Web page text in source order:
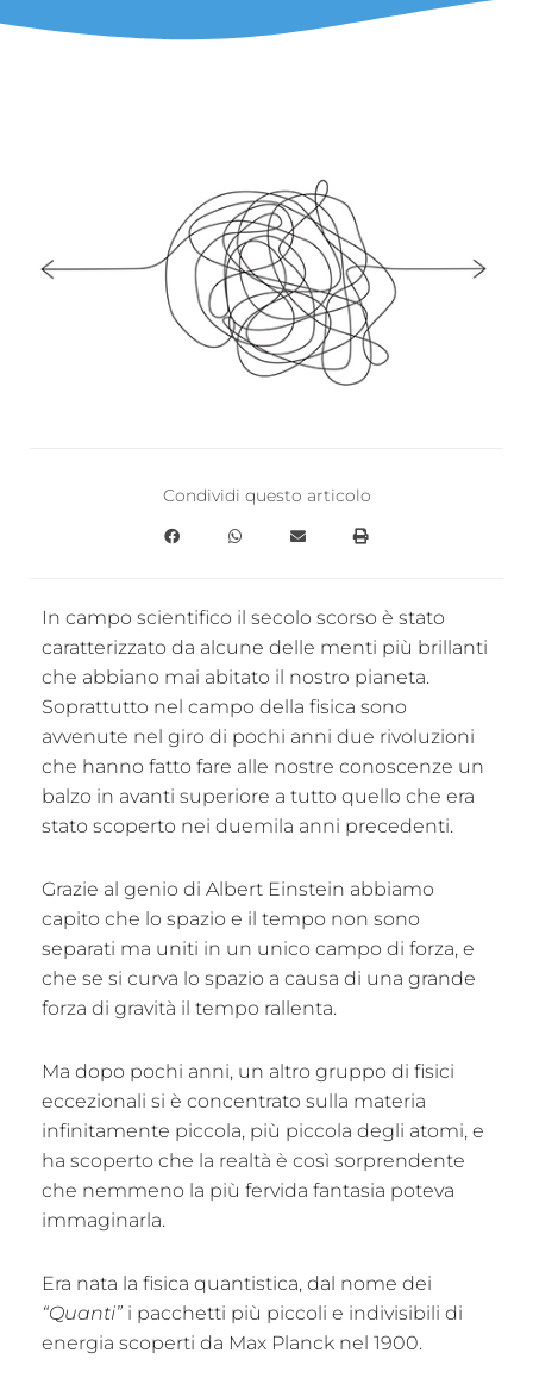
Condividi questo articolo
In campo scientifico il secolo scorso è stato
caratterizzato da alcune delle menti più brillanti
che abbiano mai abitato il nostro pianeta.
Soprattutto nel campo della fisica sono
avvenute nel giro di pochi anni due rivoluzioni
che hanno fatto fare alle nostre conoscenze un
balzo in avanti superiore a tutto quello che era
stato scoperto nei duemila anni precedenti.
Grazie al genio di Albert Einstein abbiamo
capito che lo spazio e il tempo non sono
separati ma uniti in un unico campo di forza, e
che se si curva lo spazio a causa di una grande
forza di gravità il tempo rallenta.
Ma dopo pochi anni, un altro gruppo di fisici
eccezionali si è concentrato sulla materia
infinitamente piccola, più piccola degli atomi, e
ha scoperto che la realtà è così sorprendente
che nemmeno la più fervida fantasia poteva
immaginarla.
Era nata la fisica quantistica, dal nome dei
“Quanti” i pacchetti più piccoli e indivisibili di
energia scoperti da Max Planck nel 1900.